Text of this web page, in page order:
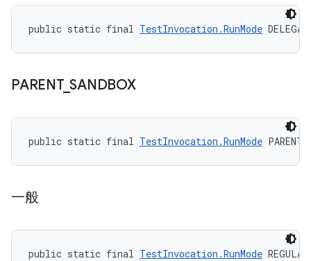
public static final TestInvocation.RunMode
PARENT_SANDBOX
public static final TestInvocation.RunMode
一般
public static final TestInvocation.RunMode REGULAR